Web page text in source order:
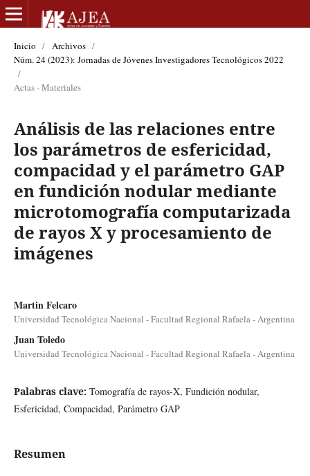
Inicio / Archivos /
Núm. 24 (2023): Jornadas de Jóvenes Investigadores Tecnológicos 2022
/
Actas - Materiales
Análisis de las relaciones entre
los parámetros de esfericidad,
compacidad y el parámetro GAP
en fundición nodular mediante
microtomografía computarizada
de rayos X y procesamiento de
imágenes
Martin Felcaro
Universidad Tecnológica Nacional - Facultad Regional Rafaela - Argentina
Juan Toledo
Universidad Tecnológica Nacional - Facultad Regional Rafaela - Argentina
Palabras clave: Tomografía de rayos-X, Fundición nodular,
Esfericidad, Compacidad, Parámetro GAP
Resumen